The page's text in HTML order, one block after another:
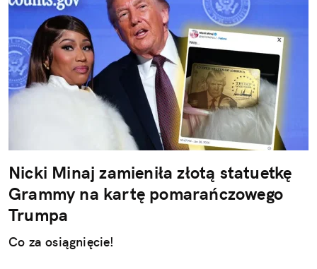
Nicki Minaj zamieniła złotą statuetkę
Grammy na kartę pomarańczowego
Trumpa
Co za osiągnięcie!